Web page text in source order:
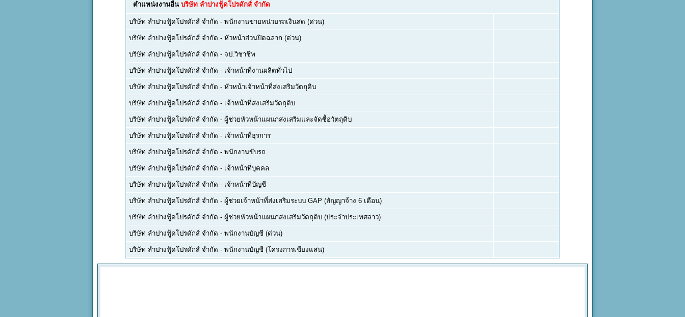
ตำแหน่งงานอื่น บริษัท ลำปางฟู้ดโปรดักส์ จำกัด
บริษัท ลำปางฟู้ดโปรดักส์ จำกัด - พนักงานขายหน่วยรถเงินสด (ด่วน)
บริษัท ลำปางฟู้ดโปรดักส์ จำกัด - หัวหน้าส่วนปิดฉลาก (ด่วน)
บริษัท ลำปางฟู้ดโปรดักส์ จำกัด - จป.วิชาชีพ
บริษัท ลำปางฟู้ดโปรดักส์ จำกัด - เจ้าหน้าที่งานผลิตทั่วไป
บริษัท ลำปางฟู้ดโปรดักส์ จำกัด - หัวหน้าเจ้าหน้าที่ส่งเสริมวัตถุดิบ
บริษัท ลำปางฟู้ดโปรดักส์ จำกัด - เจ้าหน้าที่ส่งเสริมวัตถุดิบ
บริษัท ลำปางฟู้ดโปรดักส์ จำกัด - ผู้ช่วยหัวหน้าแผนกส่งเสริมและจัดซื้อวัตถุดิบ
บริษัท ลำปางฟู้ดโปรดักส์ จำกัด - เจ้าหน้าที่ธุรการ
บริษัท ลำปางฟู้ดโปรดักส์ จำกัด - พนักงานขับรถ
บริษัท ลำปางฟู้ดโปรดักส์ จำกัด - เจ้าหน้าที่บุคคล
บริษัท ลำปางฟู้ดโปรดักส์ จำกัด - เจ้าหน้าที่บัญชี
บริษัท ลำปางฟู้ดโปรดักส์ จำกัด - ผู้ช่วยเจ้าหน้าที่ส่งเสริมระบบ GAP (สัญญาจ้าง 6 เดือน)
บริษัท ลำปางฟู้ดโปรดักส์ จำกัด - ผู้ช่วยหัวหน้าแผนกส่งเสริมวัตถุดิบ (ประจำประเทศลาว)
บริษัท ลำปางฟู้ดโปรดักส์ จำกัด - พนักงานบัญชี (ด่วน)
บริษัท ลำปางฟู้ดโปรดักส์ จำกัด - พนักงานบัญชี (โครงการเชียงแสน)